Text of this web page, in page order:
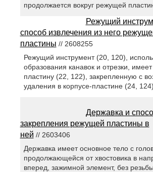
продолжается вокруг режущей
Режущий
способ извлечения из него
пластины // 2608255
Режущий инструмент (20, 120),
образования канавок и отрезки,
пластину (22, 122), закрепленную с
удаления в корпусе-пластине (24, 124).
Державка и
закрепления режущей пластины в
ней // 2603406
Державка имеет основное тело с
продолжающейся от хвостовика в
вперед, зажимной элемент, без резьбы